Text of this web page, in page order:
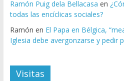
Ramón Puig dela Bellacasa en
todas las encíclicas sociales?
Ramón en El Papa en Bélgica,
Iglesia debe avergonzarse y pedir
Visitas